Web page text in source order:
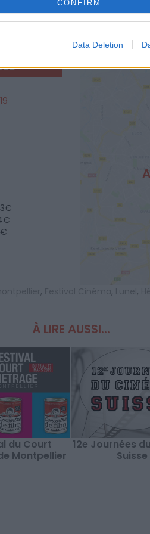
CONFIRM
Data Deletion
des séances sur lesite
, , ,
À LIRE AUSSI...
du Court
Montpellier
12e Journées
Suisse